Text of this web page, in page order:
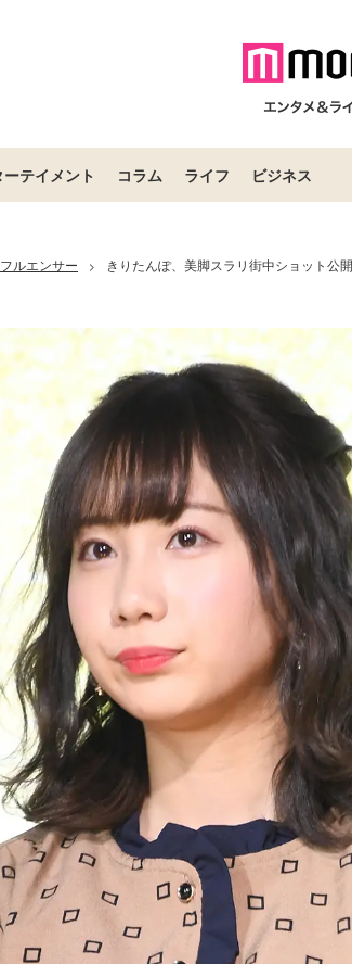
テイメント コラム ライフ ビジネス
ルエンサー >
きりたんぽ、美脚スラリ街中ショット公